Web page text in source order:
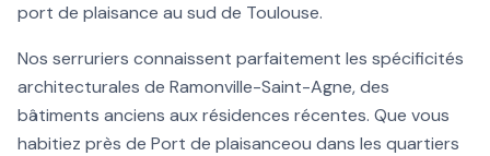
port de plaisance au sud de Toulouse.
Nos serruriers connaissent parfaitement les spécificités
architecturales de Ramonville-Saint-Agne, des
bâtiments anciens aux résidences récentes. Que vous
habitiez près de Port de plaisanceou dans les quartiers